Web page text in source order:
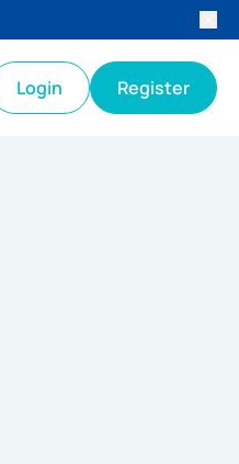
Login Register